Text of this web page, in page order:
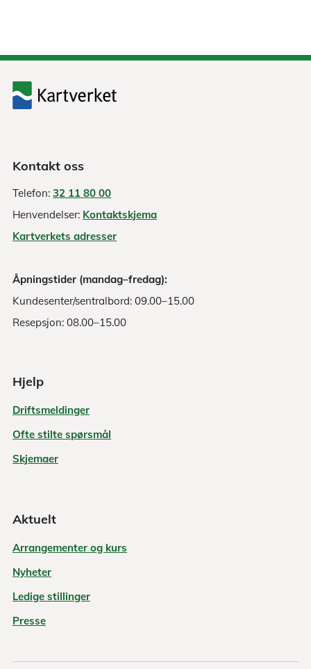
Kontakt oss
Telefon: 32 11 80 00
Henvendelser: Kontaktskjema
Kartverkets adresser
Åpningstider (mandag–fredag):
Kundesenter/sentralbord: 09.00–15.00
Resepsjon: 08.00–15.00
Hjelp
Driftsmeldinger
Ofte stilte spørsmål
Skjemaer
Aktuelt
Arrangementer og kurs
Nyheter
Ledige stillinger
Presse